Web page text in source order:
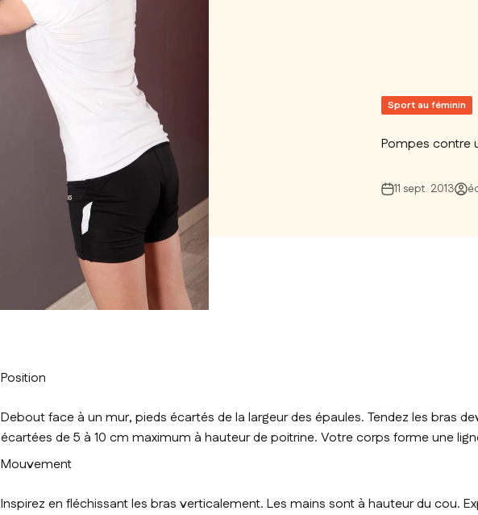
Sport au féminin
Pompes contre
11 sept. 2013
Position
Debout face à un mur, pieds écartés de la largeur des épaules. Tendez les bras
écartées de 5 à 10 cm maximum à hauteur de poitrine. Votre corps forme une
Mouvement
Inspirez en fléchissant les bras verticalement. Les mains sont à hauteur du cou.